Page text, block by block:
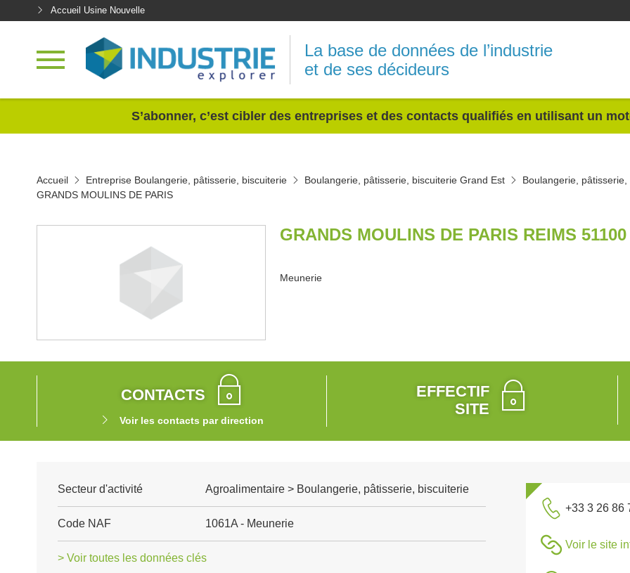
Accueil Usine Nouvelle
La base de données de l’industrie
et de ses décideurs
S’abonner, c’est cibler des entreprises et des contacts qualifiés en utilisant un
Accueil Entreprise Boulangerie, pâtisserie, biscuiterie Boulangerie, pâtisserie, biscuiterie Grand Est
Boulangerie,
GRANDS MOULINS DE PARIS
GRANDS MOULINS DE PARIS REIMS 51100
Meunerie
CONTACTS
Voir les contacts par direction
EFFECTIF
SITE
Secteur d'activité Agroalimentaire > Boulangerie, pâtisserie, biscuiterie
Code NAF 1061A - Meunerie
> Voir toutes les données clés
+33 3 26 86
Voir le site